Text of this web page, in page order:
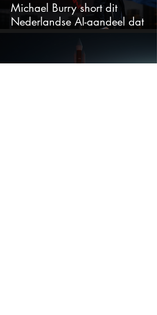
Michael Burry short dit
Nederlandse AI-aandeel dat